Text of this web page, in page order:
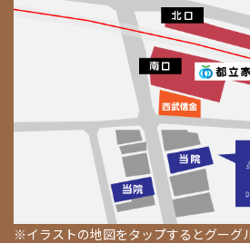
※イラストの地図をタップするとグーグ